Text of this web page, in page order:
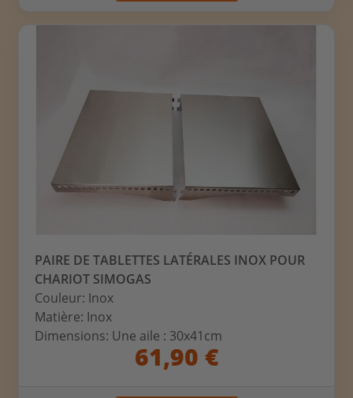
PAIRE DE TABLETTES LATÉRALES INOX POUR
CHARIOT SIMOGAS
Couleur: Inox
Matière: Inox
Dimensions: Une aile : 30x41cm
61,90 €